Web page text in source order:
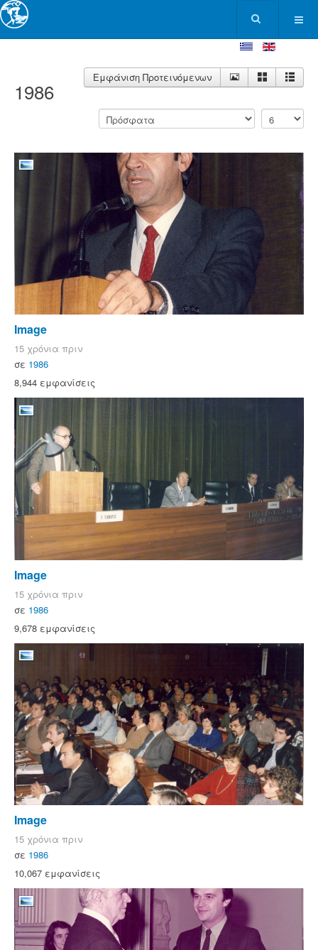
1986
Εμφάνιση Προτεινόμενων
Image
15 χρόνια πριν
σε 1986
8,944 εμφανίσεις
Image
15 χρόνια πριν
σε 1986
9,678 εμφανίσεις
Image
15 χρόνια πριν
σε 1986
10,067 εμφανίσεις